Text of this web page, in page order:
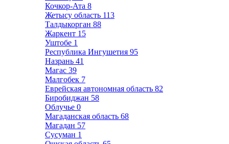
Кочкор-Ата 8
Жетысу область 113
Талдыкорган 88
Жаркент 15
Уштобе 1
Республика Ингушетия 95
Назрань 41
Магас 39
Малгобек 7
Еврейская автономная область 82
Биробиджан 58
Облучье 0
Магаданская область 68
Магадан 57
Сусуман 1